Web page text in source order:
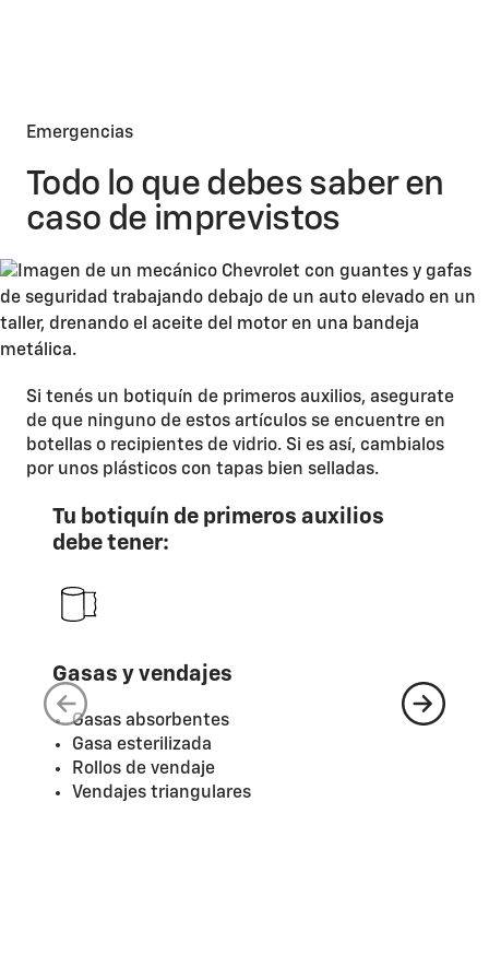
Emergencias
Todo lo que debes saber en
caso de imprevistos​
Si tenés un botiquín de primeros auxilios, asegurate
de que ninguno de estos artículos se encuentre en
botellas o recipientes de vidrio. Si es así, cambialos
por unos plásticos con tapas bien selladas.​
Tu botiquín de primeros auxilios
debe tener:
Gasas y vendajes
Gasas absorbentes
Gasa esterilizada
Rollos de vendaje
Vendajes triangulares